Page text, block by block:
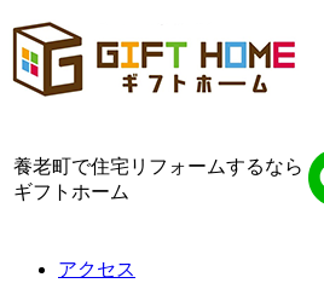
養老町で住宅リフォームするなら
ギフトホーム
アクセス